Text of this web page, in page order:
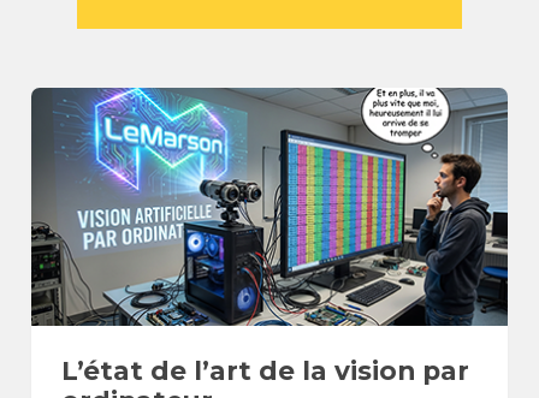
L’état de l’art de la vision par